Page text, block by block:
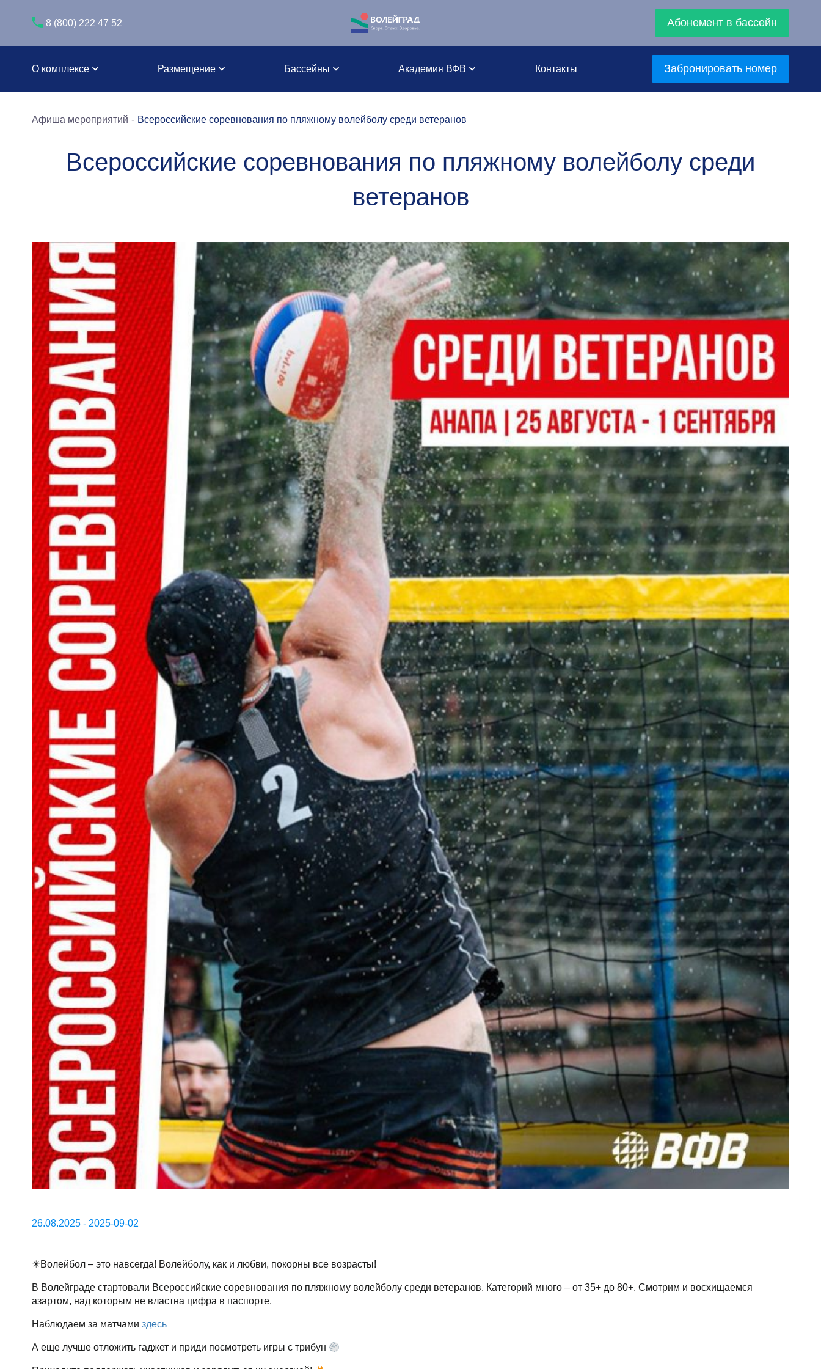
8 (800) 222 47 52 Абонемент в бассейн
О комплексе Размещение Бассейны Академия ВФВ Контакты Забронировать номер
Афиша мероприятий Всероссийские соревнования по пляжному волейболу среди ветеранов
Всероссийские соревнования по пляжному волейболу среди
ветеранов
26.08.2025 - 2025-09-02
☀Волейбол – это навсегда! Волейболу, как и любви, покорны все возрасты!
В Волейграде стартовали Всероссийские соревнования по пляжному волейболу среди ветеранов. Категорий много – от 35+ до 80+. Смотрим и восхищаемся
азартом, над которым не властна цифра в паспорте.
Наблюдаем за матчами здесь
А еще лучше отложить гаджет и приди посмотреть игры с трибун